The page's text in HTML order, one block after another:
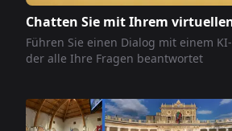
Chatten Sie mit Ihrem
Führen Sie einen Dialog mit einem
der alle Ihre Fragen beantwortet